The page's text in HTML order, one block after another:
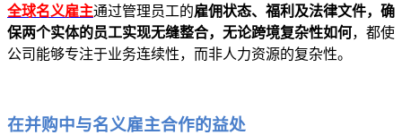
全球名义雇主通过管理员工的雇佣状态、福利及法律文件，确
保两个实体的员工实现无缝整合，无论跨境复杂性如何，都使
公司能够专注于业务连续性，而非人力资源的复杂性。
在并购中与名义雇主合作的益处